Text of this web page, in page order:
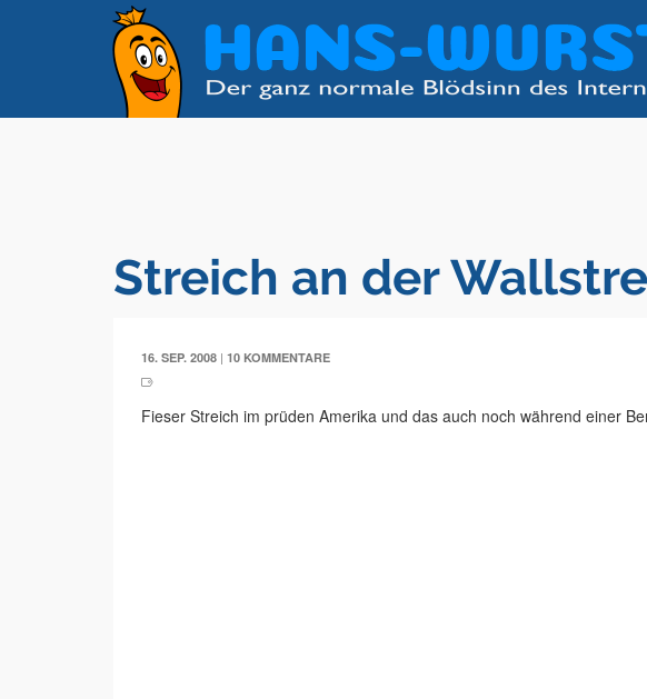
Streich an der
16. SEP. 2008 | 10 KOMMENTARE
Fieser Streich im prüden Amerika und das auch noch während einer